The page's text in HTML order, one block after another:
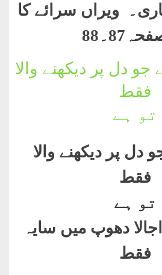
ویراں سرائے کا
دل پر دیکھنے والا
فقط
تو ہے
دل پر دیکھنے والا
فقط
تو ہے
دھوپ میں سایہ
فقط